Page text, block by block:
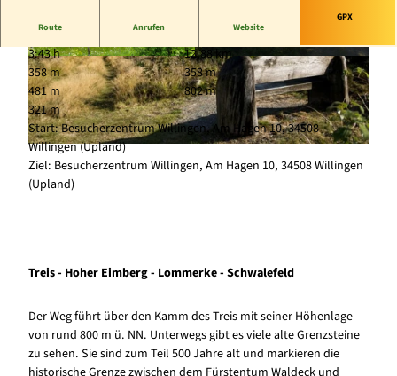
© Tourist-Information Willingen, Wolfgang Detemple |
© Tourist-Information Willingen, Markus Edsbe
rger-Behle |CC-BY-SA
© Grit Möttig, Tourist-Information Willingen |
CC-BY-SA
Route Anrufen Website
GPX
3:43 h
12,88 km
358 m
358 m
481 m
802 m
321 m
Start: Besucherzentrum Willingen, Am Hagen 10, 34508
Willingen (Upland)
Ziel: Besucherzentrum Willingen, Am Hagen 10, 34508 Willingen
(Upland)
Treis - Hoher Eimberg - Lommerke - Schwalefeld
Der Weg führt über den Kamm des Treis mit seiner Höhenlage
von rund 800 m ü. NN. Unterwegs gibt es viele alte Grenzsteine
zu sehen. Sie sind zum Teil 500 Jahre alt und markieren die